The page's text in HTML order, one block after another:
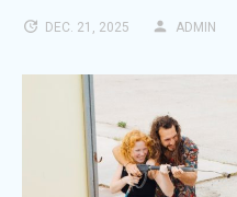
DEC. 21, 2025 ADMIN